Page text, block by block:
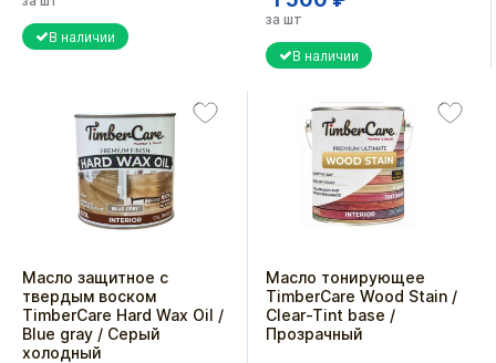
В наличии
за шт
В наличии
Масло защитное с
твердым воском
TimberCare Hard Wax Oil /
Blue gray / Серый
холодный
Масло тонирующее
TimberCare Wood Stain /
Clear-Tint base /
Прозрачный